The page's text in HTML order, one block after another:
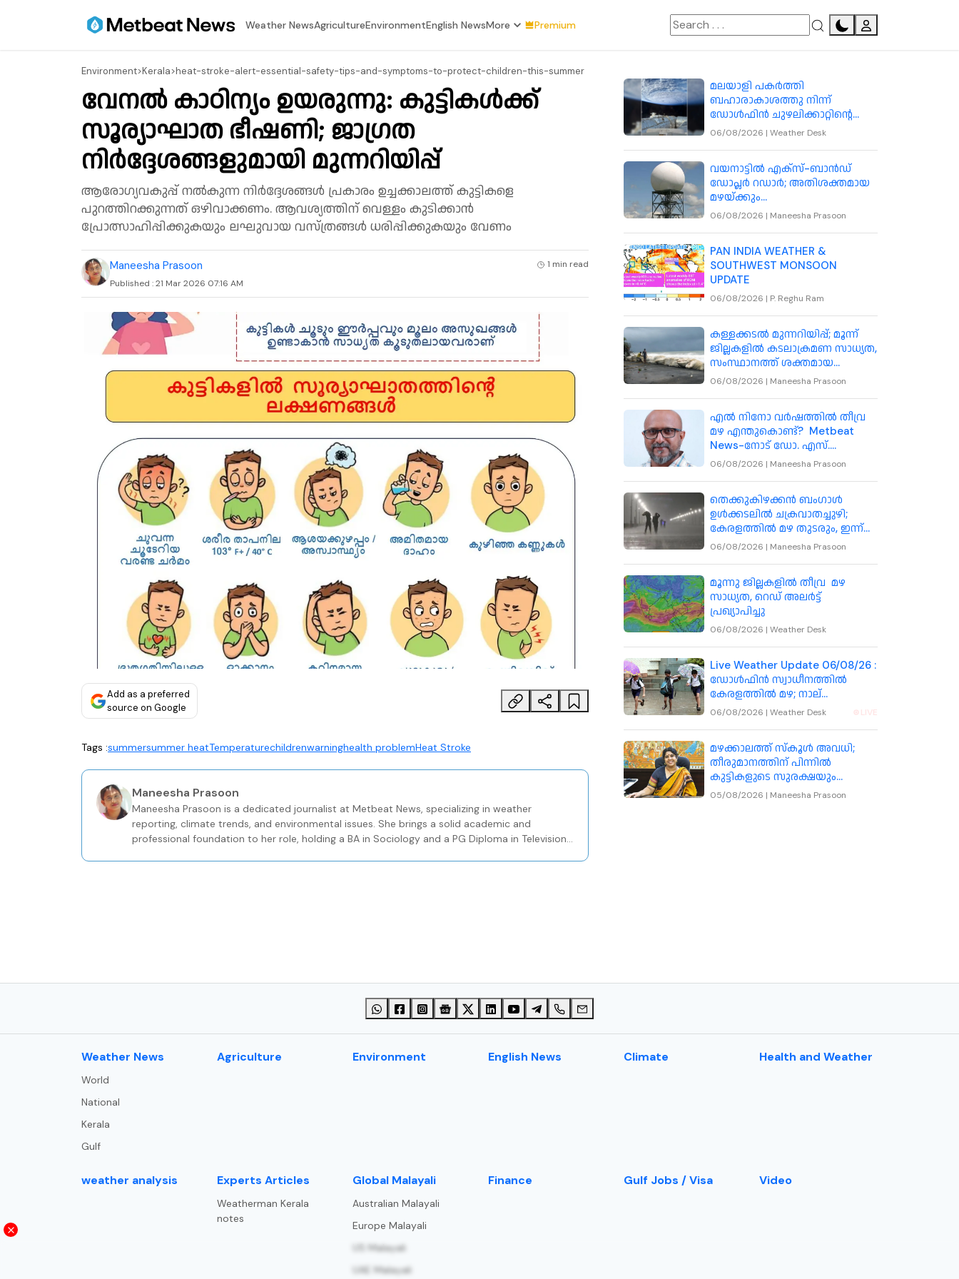
⁠Weather NewsAgricultureEnvironmentEnglish NewsMore Premium
Environment>Kerala>heat-stroke-alert-essential-safety-tips-and-symptoms-to-protect-children-this-summer
വേനൽ കാഠിന്യം ഉയരുന്നു: കുട്ടികൾക്ക്
സൂര്യാഘാത ഭീഷണി; ജാഗ്രത
നിർദ്ദേശങ്ങളുമായി മുന്നറിയിപ്പ്
ആരോഗ്യവകുപ്പ് നൽകുന്ന നിർദ്ദേശങ്ങൾ പ്രകാരം ഉച്ചക്കാലത്ത് കുട്ടികളെ
പുറത്തിറക്കുന്നത് ഒഴിവാക്കണം. ആവശ്യത്തിന് വെള്ളം കുടിക്കാൻ
പ്രോത്സാഹിപ്പിക്കുകയും ലഘുവായ വസ്ത്രങ്ങൾ ധരിപ്പിക്കുകയും വേണം
Maneesha Prasoon 1 min read
Published :21 Mar 2026 07:16 AM
Add as a preferred
source on Google
Tags :summersummer heatTemperaturechildrenwarninghealth problemHeat Stroke
Maneesha Prasoon
Maneesha Prasoon is a dedicated journalist at Metbeat News, specializing in weather
reporting, climate trends, and environmental issues. She brings a solid academic and
professional foundation to her role, holding a BA in Sociology and a PG Diploma in Television
മലയാളി പകര്‍ത്തി
ബഹാരാകാശത്തു നിന്ന്
ഡോള്‍ഫിന്‍ ചുഴലിക്കാറ്റിന്റെ
ചിത്രം
06/08/2026 | Weather Desk
വയനാട്ടിൽ എക്‌സ്-ബാൻഡ്
ഡോപ്ലർ റഡാർ; അതിശക്തമായ
മഴയ്ക്കും
മേഘവിസ്ഫോടനത്തിനും
06/08/2026 | Maneesha Prasoon
PAN INDIA WEATHER &
SOUTHWEST MONSOON
UPDATE
06/08/2026 | P. Reghu Ram
കള്ളക്കടൽ മുന്നറിയിപ്പ്; മൂന്ന്
ജില്ലകളിൽ കടലാക്രമണ സാധ്യത,
സംസ്ഥാനത്ത് ശക്തമായ
കാറ്റിനും മുന്നറിയിപ്പ്
06/08/2026 | Maneesha Prasoon
എൽ നിനോ വർഷത്തിൽ തീവ്ര
മഴ എന്തുകൊണ്ട്? Metbeat
News-നോട് ഡോ. എസ്.
അഭിലാഷ് വിശദീകരിക്കുന്നു
06/08/2026 | Maneesha Prasoon
തെക്കുകിഴക്കൻ ബംഗാൾ
ഉൾക്കടലിൽ ചക്രവാതച്ചുഴി;
കേരളത്തിൽ മഴ തുടരും, ഇന്ന്
മൂന്ന് ജില്ലകളിൽ അതിതീവ്ര
06/08/2026 | Maneesha Prasoon
മൂന്നു ജില്ലകളിൽ തീവ്ര മഴ
സാധ്യത, റെഡ് അലർട്ട്
പ്രഖ്യാപിച്ചു
06/08/2026 | Weather Desk
Live Weather Update 06/08/26 :
ഡോൾഫിൻ സ്വാധീനത്തിൽ
കേരളത്തിൽ മഴ; നാല്
ജില്ലകളിലെ വിദ്യാഭ്യാസ
06/08/2026 | Weather Desk LIVE
മഴക്കാലത്ത് സ്കൂൾ അവധി;
തീരുമാനത്തിന് പിന്നിൽ
കുട്ടികളുടെ സുരക്ഷയും
യാഥാർഥ്യ സാഹചര്യങ്ങളും:
05/08/2026 | Maneesha Prasoon
⁠Weather News
World
National
Kerala
Gulf
Agriculture Environment English News Climate Health and Weather
weather analysis Experts Articles
Weatherman Kerala
notes
⁠Global Malayali
Australian Malayali
Europe Malayali
US Malayali
UAE Malayali
Finance Gulf Jobs / Visa Video